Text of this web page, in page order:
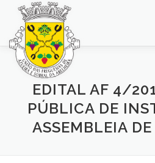
Saltar
conteúdo
INÍCIO JUNTA DE FREGUESIA
BALCÃO VIRTUAL
EDITAL AF 4/
PÚBLICA DE
ASSEMBLEIA